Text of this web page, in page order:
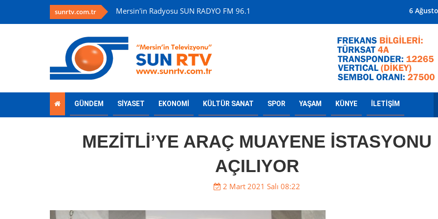
sunrtv.com.tr Mersin'in Radyosu SUN RADYO FM 96.1 Mersin'in 6
GÜNDEM SİYASET EKONOMİ KÜLTÜR SANAT SPOR YAŞAM KÜNYE İLETİŞİM
MEZİTLİ’YE ARAÇ MUAYENE İSTASYONU
AÇILIYOR
2 Mart 2021 Salı 08:22